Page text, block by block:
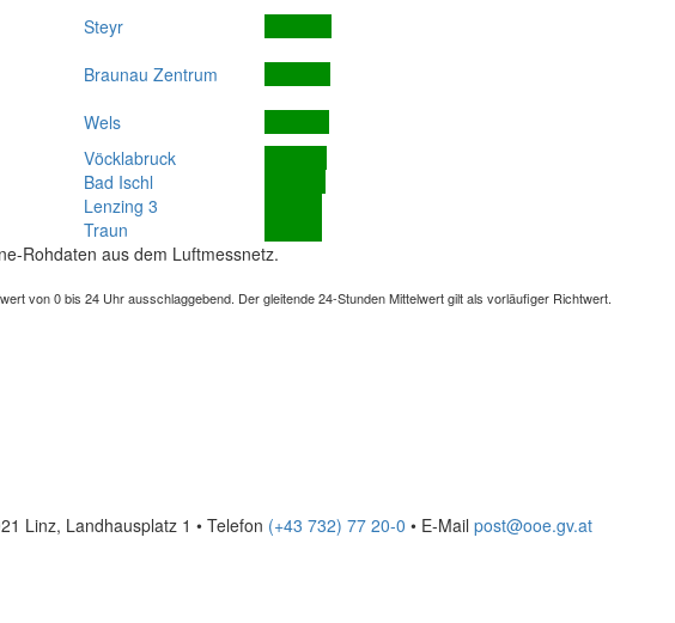
Steyr
Braunau Zentrum
Wels
Vöcklabruck
Bad Ischl
Lenzing 3
Traun
Rohdaten aus dem Luftmessnetz.
von 0 bis 24 Uhr ausschlaggebend. Der gleitende 24-Stunden Mittelwert gilt als vorläufiger Richtwert.
Linz, Landhausplatz 1 • Telefon (+43 732) 77 20-0 • E-Mail post@ooe.gv.at